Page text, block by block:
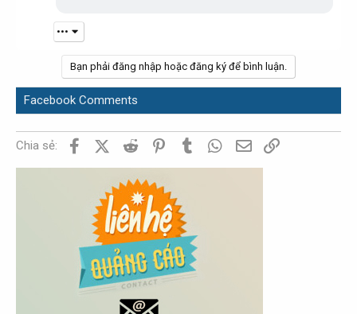
•••
Bạn phải đăng nhập hoặc đăng ký để bình luận.
Facebook Comments
Chia sẻ: FacebookX (Twitter)
Reddit PinterestTumblr WhatsApp
Email